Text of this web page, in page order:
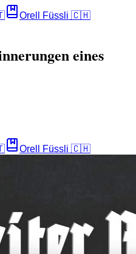
Orell Füssli 🇨🇭
eines
Orell Füssli 🇨🇭